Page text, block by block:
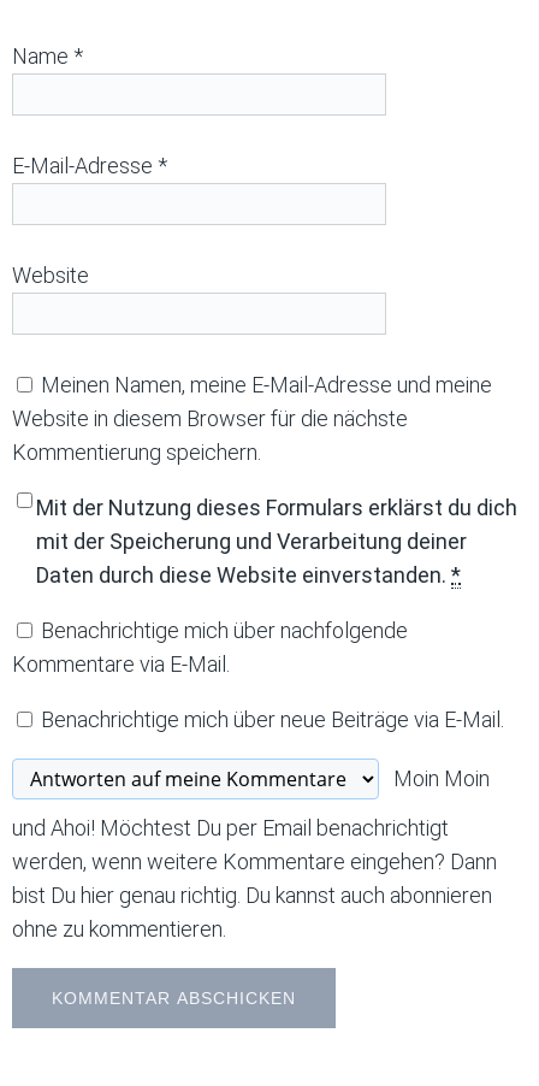
Name *
E-Mail-Adresse *
Website
Meinen Namen, meine E-Mail-Adresse und meine
Website in diesem Browser für die nächste
Kommentierung speichern.
Mit der Nutzung dieses Formulars erklärst du dich
mit der Speicherung und Verarbeitung deiner
Daten durch diese Website einverstanden. *
Benachrichtige mich über nachfolgende
Kommentare via E-Mail.
Benachrichtige mich über neue Beiträge via E-Mail.
und Ahoi! Möchtest Du per Email benachrichtigt
werden, wenn weitere Kommentare eingehen? Dann
bist Du hier genau richtig. Du kannst auch abonnieren
ohne zu kommentieren.